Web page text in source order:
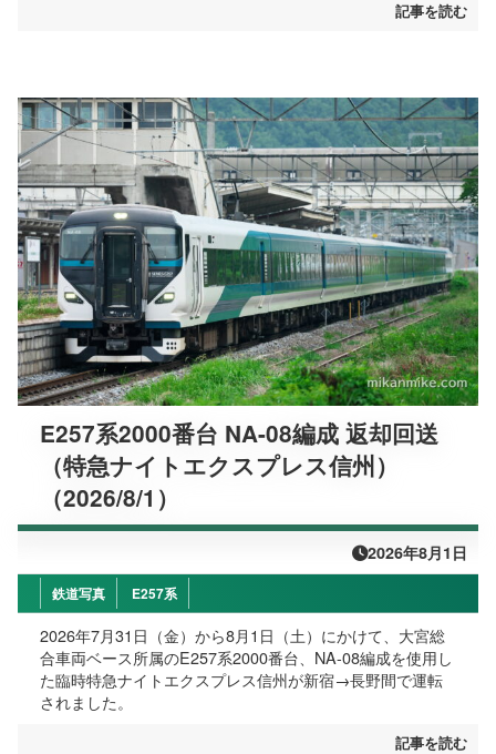
記事を読む
E257系2000番台 NA-08編成 返却回送
（特急ナイトエクスプレス信州）
（2026/8/1）
2026年8月1日
鉄道写真 E257系
2026年7月31日（金）から8月1日（土）にかけて、大宮総
合車両ベース所属のE257系2000番台、NA-08編成を使用し
た臨時特急ナイトエクスプレス信州が新宿→長野間で運転
されました。
記事を読む